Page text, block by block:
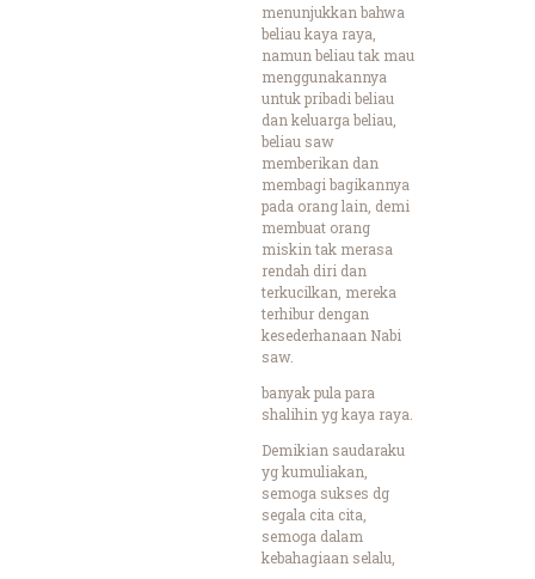
menunjukkan bahwa
beliau kaya raya,
namun beliau tak mau
menggunakannya
untuk pribadi beliau
dan keluarga beliau,
beliau saw
memberikan dan
membagi bagikannya
pada orang lain, demi
membuat orang
miskin tak merasa
rendah diri dan
terkucilkan, mereka
terhibur dengan
kesederhanaan Nabi
saw.
banyak pula para
shalihin yg kaya raya.
Demikian saudaraku
yg kumuliakan,
semoga sukses dg
segala cita cita,
semoga dalam
kebahagiaan selalu,